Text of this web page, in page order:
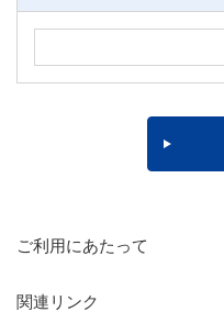
ご利用にあたって
関連リンク